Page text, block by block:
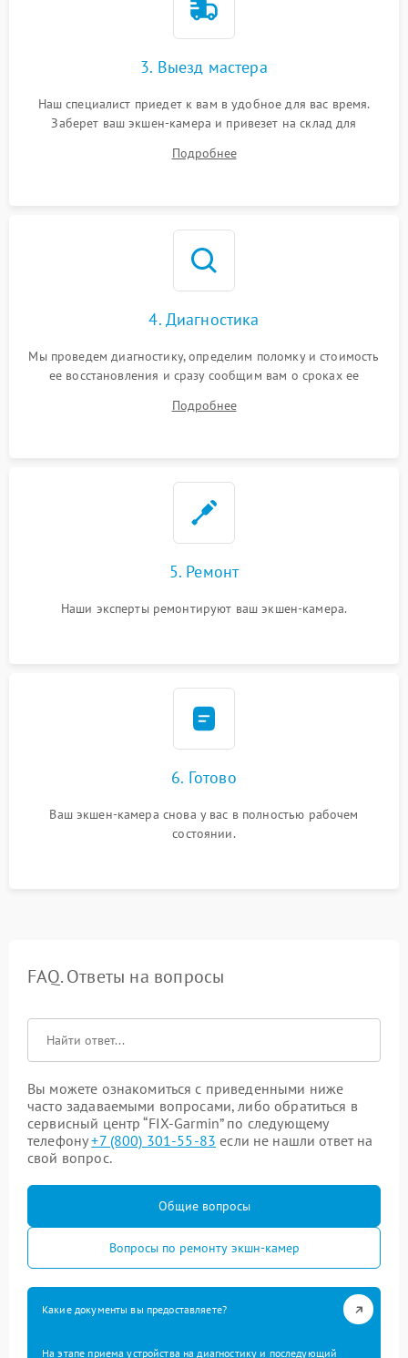
3. Выезд мастера
Наш специалист приедет к вам в удобное для вас время.
Заберет ваш экшен-камера и привезет на склад для
Подробнее
4. Диагностика
Мы проведем диагностику, определим поломку и стоимость
ее восстановления и сразу сообщим вам о сроках ее
Подробнее
5. Ремонт
Наши эксперты ремонтируют ваш экшен-камера.
6. Готово
Ваш экшен-камера снова у вас в полностью рабочем
состоянии.
FAQ. Ответы на вопросы
Вы можете ознакомиться с приведенными ниже
часто задаваемыми вопросами, либо обратиться в
сервисный центр “FIX-Garmin” по следующему
телефону+7 (800) 301-55-83 если не нашли ответ на
свой вопрос.
Общие вопросы
Вопросы по ремонту экшн-камер
Какие документы вы предоставляете?
На этапе приема устройства на диагностику и последующий